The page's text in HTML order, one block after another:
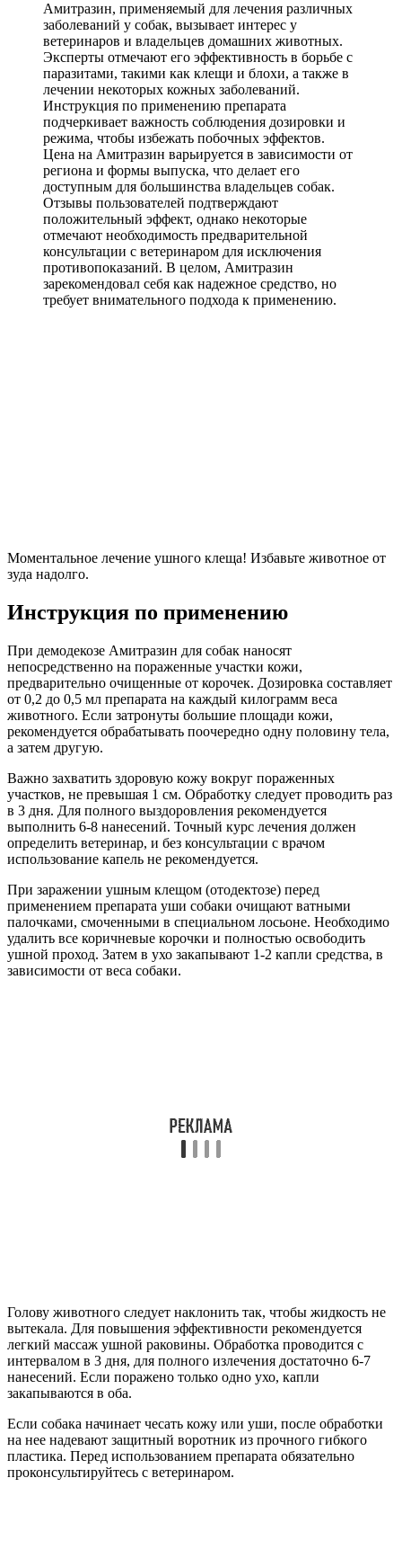
Амитразин, применяемый для лечения различных
заболеваний у собак, вызывает интерес у
ветеринаров и владельцев домашних животных.
Эксперты отмечают его эффективность в борьбе с
паразитами, такими как клещи и блохи, а также в
лечении некоторых кожных заболеваний.
Инструкция по применению препарата
подчеркивает важность соблюдения дозировки и
режима, чтобы избежать побочных эффектов.
Цена на Амитразин варьируется в зависимости от
региона и формы выпуска, что делает его
доступным для большинства владельцев собак.
Отзывы пользователей подтверждают
положительный эффект, однако некоторые
отмечают необходимость предварительной
консультации с ветеринаром для исключения
противопоказаний. В целом, Амитразин
зарекомендовал себя как надежное средство, но
требует внимательного подхода к применению.
Моментальное лечение ушного клеща! Избавьте животное от
зуда надолго.
Инструкция по применению
При демодекозе Амитразин для собак наносят
непосредственно на пораженные участки кожи,
предварительно очищенные от корочек. Дозировка составляет
от 0,2 до 0,5 мл препарата на каждый килограмм веса
животного. Если затронуты большие площади кожи,
рекомендуется обрабатывать поочередно одну половину тела,
а затем другую.
Важно захватить здоровую кожу вокруг пораженных
участков, не превышая 1 см. Обработку следует проводить раз
в 3 дня. Для полного выздоровления рекомендуется
выполнить 6-8 нанесений. Точный курс лечения должен
определить ветеринар, и без консультации с врачом
использование капель не рекомендуется.
При заражении ушным клещом (отодектозе) перед
применением препарата уши собаки очищают ватными
палочками, смоченными в специальном лосьоне. Необходимо
удалить все коричневые корочки и полностью освободить
ушной проход. Затем в ухо закапывают 1-2 капли средства, в
зависимости от веса собаки.
Голову животного следует наклонить так, чтобы жидкость не
вытекала. Для повышения эффективности рекомендуется
легкий массаж ушной раковины. Обработка проводится с
интервалом в 3 дня, для полного излечения достаточно 6-7
нанесений. Если поражено только одно ухо, капли
закапываются в оба.
Если собака начинает чесать кожу или уши, после обработки
на нее надевают защитный воротник из прочного гибкого
пластика. Перед использованием препарата обязательно
проконсультируйтесь с ветеринаром.